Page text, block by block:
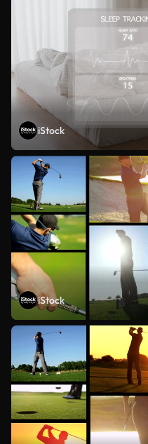
iStock
iStock